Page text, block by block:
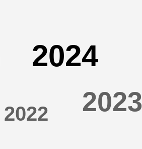
2024
2023
2022